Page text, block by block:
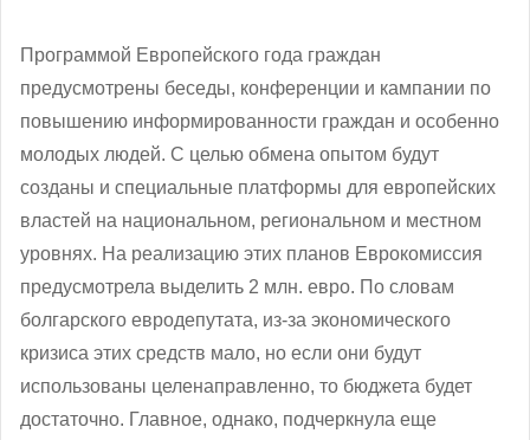
Программой Европейского года граждан
предусмотрены беседы, конференции и кампании по
повышению информированности граждан и особенно
молодых людей. С целью обмена опытом будут
созданы и специальные платформы для европейских
властей на национальном, региональном и местном
уровнях. На реализацию этих планов Еврокомиссия
предусмотрела выделить 2 млн. евро. По словам
болгарского евродепутата, из-за экономического
кризиса этих средств мало, но если они будут
использованы целенаправленно, то бюджета будет
достаточно. Главное, однако, подчеркнула еще